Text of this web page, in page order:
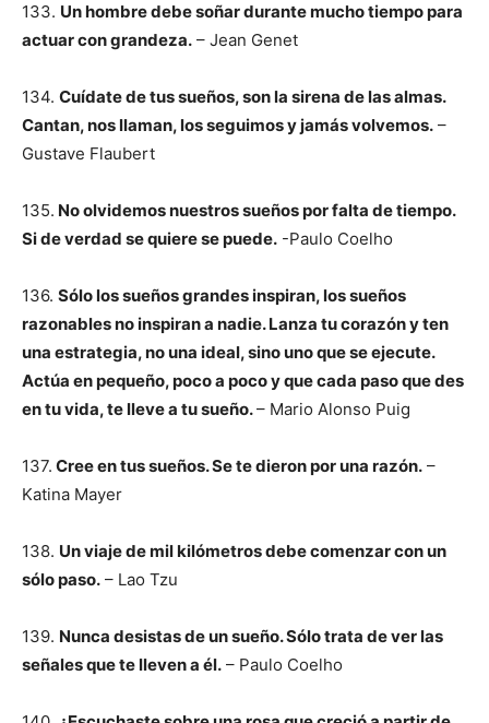
133. Un hombre debe soñar durante mucho tiempo para
actuar con grandeza. – Jean Genet
134. Cuídate de tus sueños, son la sirena de las almas.
Cantan, nos llaman, los seguimos y jamás volvemos. –
Gustave Flaubert
135. No olvidemos nuestros sueños por falta de tiempo.
Si de verdad se quiere se puede. -Paulo Coelho
136. Sólo los sueños grandes inspiran, los sueños
razonables no inspiran a nadie. Lanza tu corazón y ten
una estrategia, no una ideal, sino uno que se ejecute.
Actúa en pequeño, poco a poco y que cada paso que des
en tu vida, te lleve a tu sueño.– Mario Alonso Puig
137. Cree en tus sueños. Se te dieron por una razón. –
Katina Mayer
138. Un viaje de mil kilómetros debe comenzar con un
sólo paso. – Lao Tzu
139. Nunca desistas de un sueño. Sólo trata de ver las
señales que te lleven a él. – Paulo Coelho